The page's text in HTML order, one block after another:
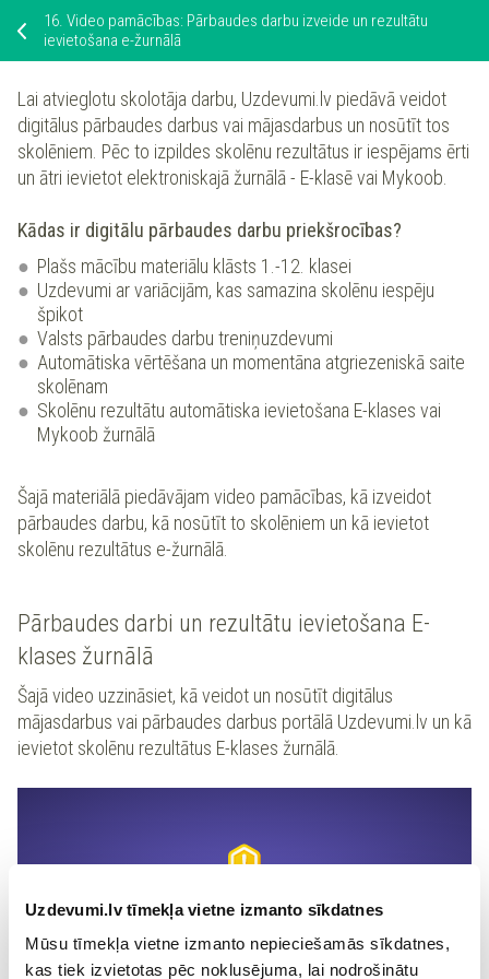
Uzdevumi.lv tīmekļa vietne izmanto sīkdatnes
Mūsu tīmekļa vietne izmanto nepieciešamās sīkdatnes,
kas tiek izvietotas pēc noklusējuma, lai nodrošinātu
16. Video pamācības: Pārbaudes darbu izveide un rezultātu
ievietošana e-žurnālā
Lai atvieglotu skolotāja darbu, Uzdevumi.lv piedāvā veidot
digitālus pārbaudes darbus vai mājasdarbus un nosūtīt tos
skolēniem. Pēc to izpildes skolēnu rezultātus ir iespējams ērti
un ātri ievietot elektroniskajā žurnālā - E-klasē vai Mykoob.
Kādas ir digitālu pārbaudes darbu priekšrocības?
Plašs mācību materiālu klāsts 1.-12. klasei
Uzdevumi ar variācijām, kas samazina skolēnu iespēju
špikot
Valsts pārbaudes darbu treniņuzdevumi
Automātiska vērtēšana un momentāna atgriezeniskā saite
skolēnam
Skolēnu rezultātu automātiska ievietošana E-klases vai
Mykoob žurnālā
Šajā materiālā piedāvājam video pamācības, kā izveidot
pārbaudes darbu, kā nosūtīt to skolēniem un kā ievietot
skolēnu rezultātus e-žurnālā.
Pārbaudes darbi un rezultātu ievietošana E-
klases žurnālā
Šajā video uzzināsiet, kā veidot un nosūtīt digitālus
mājasdarbus vai pārbaudes darbus portālā Uzdevumi.lv un kā
ievietot skolēnu rezultātus E-klases žurnālā.
Lai skatītu šo saturu, jāapstiprina visas
Apstiprināt